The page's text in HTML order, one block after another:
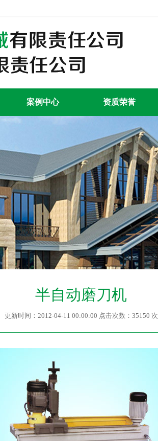
案例中心 资质荣誉
半自动磨刀机
更新时间：2012-04-11 00:00:00 点击次数：35150 次